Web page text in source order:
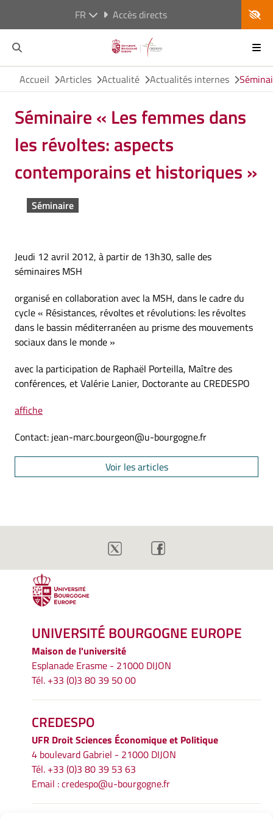
FR Accès directs
Accueil Articles Actualité Actualités internes
Séminaire « Les femmes dans
les révoltes: aspects
contemporains et historiques »
Séminaire
Jeudi 12 avril 2012, à partir de 13h30, salle des
séminaires MSH
organisé en collaboration avec la MSH, dans le cadre du
cycle « Résistances, révoltes et révolutions: les révoltes
dans le bassin méditerranéen au prisme des mouvements
sociaux dans le monde »
avec la participation de Raphaël Porteilla, Maître des
conférences, et Valérie Lanier, Doctorante au CREDESPO
affiche
Contact: jean-marc.bourgeon@u-bourgogne.fr
Voir les articles
UNIVERSITÉ BOURGOGNE EUROPE
Maison de l'université
Esplanade Erasme - 21000 DIJON
Tél. +33 (0)3 80 39 50 00
CREDESPO
UFR Droit Sciences Économique et Politique
4 boulevard Gabriel - 21000 DIJON
Tél. +33 (0)3 80 39 53 63
Email :credespo@u-bourgogne.fr